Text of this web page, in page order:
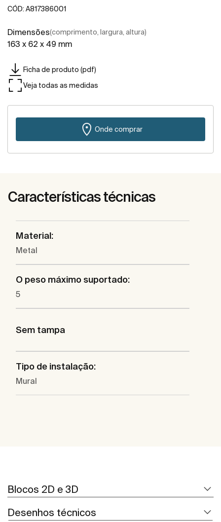
CÓD: A817386001
Dimensões(comprimento, largura, altura)
163 x 62 x 49 mm
Ficha de produto (pdf)
Veja todas as medidas
Onde comprar
Características técnicas
Material:
Metal
O peso máximo suportado:
5
Sem tampa
Tipo de instalação:
Mural
Blocos 2D e 3D
Desenhos técnicos